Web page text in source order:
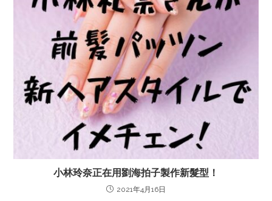
小林玲奈正在用劉海拍子製作新髮型！
2021年4月16日